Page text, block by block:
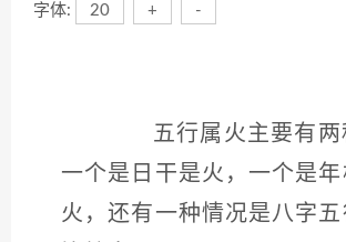
字体: 20 + -
五行属火主要有两
一个是日干是火，一个是年
火，还有一种情况是八字